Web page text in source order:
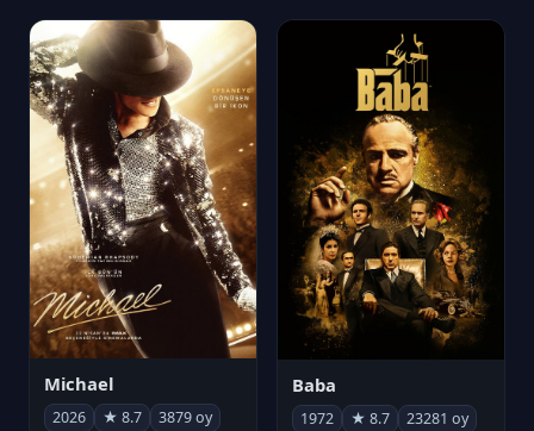
Michael
2026 ★ 8.7 3879 oy
Baba
1972 ★ 8.7 23281 oy